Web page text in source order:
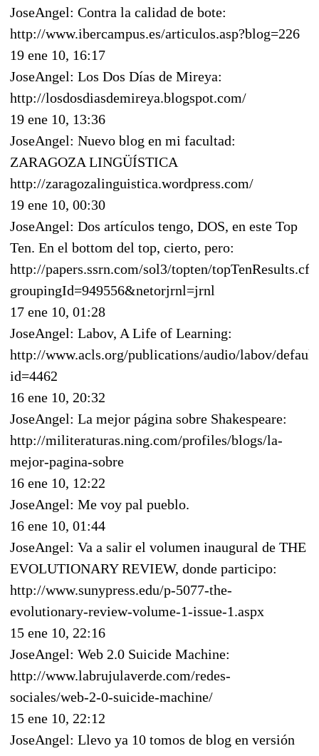
JoseAngel: Contra la calidad de bote:
http://www.ibercampus.es/articulos.asp?blog=226
19 ene 10, 16:17
JoseAngel: Los Dos Días de Mireya:
http://losdosdiasdemireya.blogspot.com/
19 ene 10, 13:36
JoseAngel: Nuevo blog en mi facultad:
ZARAGOZA LINGÜÍSTICA
http://zaragozalinguistica.wordpress.com/
19 ene 10, 00:30
JoseAngel: Dos artículos tengo, DOS, en este Top
Ten. En el bottom del top, cierto, pero:
http://papers.ssrn.com/sol3/topten/
groupingId=949556&netorjrnl=jrnl
17 ene 10, 01:28
JoseAngel: Labov, A Life of Learning:
http://www.acls.org/publications/audio/labov/
id=4462
16 ene 10, 20:32
JoseAngel: La mejor página sobre Shakespeare:
http://militeraturas.ning.com/profiles/blogs/la-
mejor-pagina-sobre
16 ene 10, 12:22
JoseAngel: Me voy pal pueblo.
16 ene 10, 01:44
JoseAngel: Va a salir el volumen inaugural de THE
EVOLUTIONARY REVIEW, donde participo:
http://www.sunypress.edu/p-5077-the-
evolutionary-review-volume-1-issue-1.aspx
15 ene 10, 22:16
JoseAngel: Web 2.0 Suicide Machine:
http://www.labrujulaverde.com/redes-
sociales/web-2-0-suicide-machine/
15 ene 10, 22:12
JoseAngel: Llevo ya 10 tomos de blog en versión